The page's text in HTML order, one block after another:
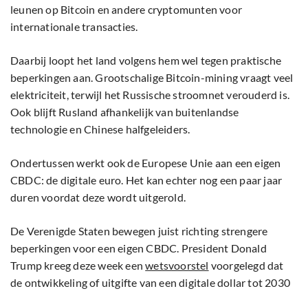
leunen op Bitcoin en andere cryptomunten voor
internationale transacties.
Daarbij loopt het land volgens hem wel tegen praktische
beperkingen aan. Grootschalige Bitcoin-mining vraagt veel
elektriciteit, terwijl het Russische stroomnet verouderd is.
Ook blijft Rusland afhankelijk van buitenlandse
technologie en Chinese halfgeleiders.
Ondertussen werkt ook de Europese Unie aan een eigen
CBDC: de digitale euro. Het kan echter nog een paar jaar
duren voordat deze wordt uitgerold.
De Verenigde Staten bewegen juist richting strengere
beperkingen voor een eigen CBDC. President Donald
Trump kreeg deze week eenwetsvoorstel voorgelegd dat
de ontwikkeling of uitgifte van een digitale dollar tot 2030